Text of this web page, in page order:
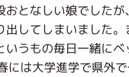
おとなしい娘でした
出してしまいました
うもの毎日一緒にベ
には大学進学で県外
テンツ(クイズ・